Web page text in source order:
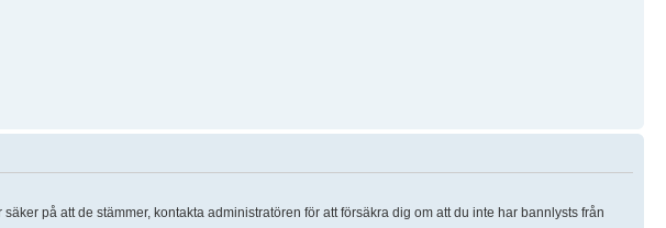
på att de stämmer, kontakta administratören för att försäkra dig om att du inte har bannlysts från